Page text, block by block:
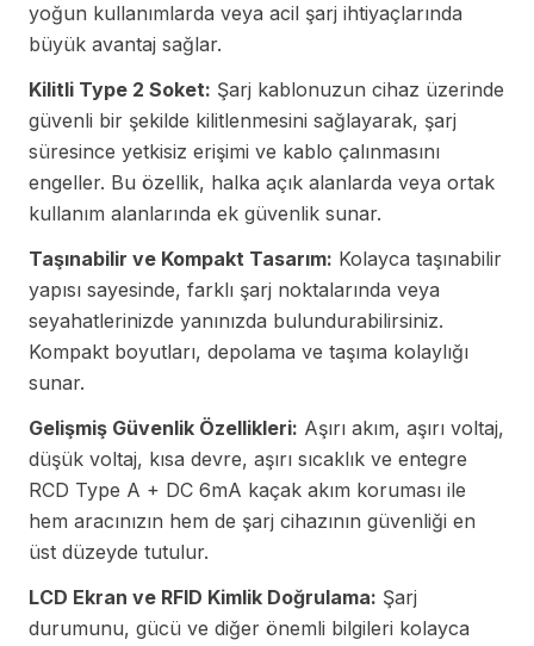
yoğun kullanımlarda veya acil şarj ihtiyaçlarında
büyük avantaj sağlar.
Kilitli Type 2 Soket: Şarj kablonuzun cihaz üzerinde
güvenli bir şekilde kilitlenmesini sağlayarak, şarj
süresince yetkisiz erişimi ve kablo çalınmasını
engeller. Bu özellik, halka açık alanlarda veya ortak
kullanım alanlarında ek güvenlik sunar.
Taşınabilir ve Kompakt Tasarım: Kolayca taşınabilir
yapısı sayesinde, farklı şarj noktalarında veya
seyahatlerinizde yanınızda bulundurabilirsiniz.
Kompakt boyutları, depolama ve taşıma kolaylığı
sunar.
Gelişmiş Güvenlik Özellikleri: Aşırı akım, aşırı voltaj,
düşük voltaj, kısa devre, aşırı sıcaklık ve entegre
RCD Type A + DC 6mA kaçak akım koruması ile
hem aracınızın hem de şarj cihazının güvenliği en
üst düzeyde tutulur.
LCD Ekran ve RFID Kimlik Doğrulama: Şarj
durumunu, gücü ve diğer önemli bilgileri kolayca